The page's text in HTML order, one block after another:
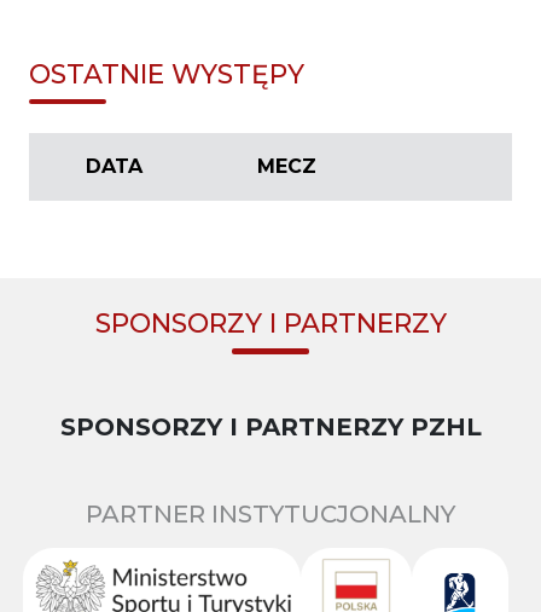
OSTATNIE WYSTĘPY
DATA MECZ
SPONSORZY I PARTNERZY
SPONSORZY I PARTNERZY PZHL
PARTNER INSTYTUCJONALNY